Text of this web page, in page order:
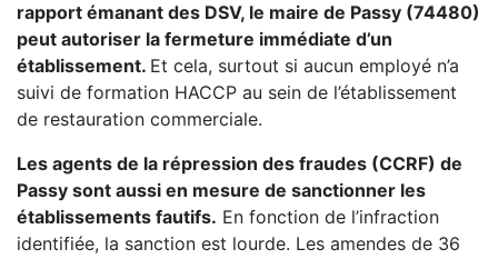
rapport émanant des DSV, le maire de Passy (74480)
peut autoriser la fermeture immédiate d’un
établissement. Et cela, surtout si aucun employé n’a
suivi de formation HACCP au sein de l’établissement
de restauration commerciale.
Les agents de la répression des fraudes (CCRF) de
Passy sont aussi en mesure de sanctionner les
établissements fautifs. En fonction de l’infraction
identifiée, la sanction est lourde. Les amendes de 36